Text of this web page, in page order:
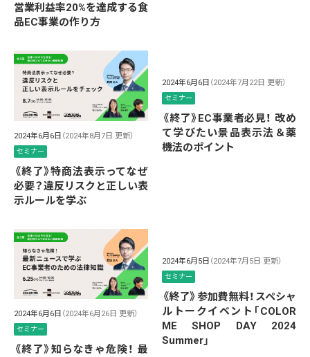
営業利益率20%を達成する食
品EC事業の作り方
2024年6月6日 （2024年8月7日 更新）
セミナー
《終了》特商法表示ってなぜ
必要？違反リスクと正しい表
示ルールを学ぶ
2024年6月6日 （2024年7月22日 更新）
セミナー
《終了》EC事業者必見！ 改め
て学びたい景品表示法＆薬
機法のポイント
2024年6月6日 （2024年6月26日 更新）
セミナー
《終了》知らなきゃ危険！ 最
2024年6月5日 （2024年7月5日 更新）
セミナー
《終了》参加費無料！スペシャ
ルトークイベント「COLOR
ME SHOP DAY 2024
Summer」